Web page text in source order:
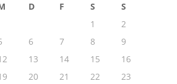
D F S
S
1
2
6 7 8
9
13 14 15
16
20 21 22
23